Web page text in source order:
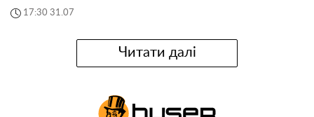
17:30 31.07
Читати далі